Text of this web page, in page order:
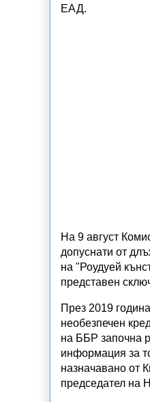
ЕАД.
На 9 август
допуснати от
на "Роудуей
представен
През 2019
необезпечен
на ББР започна
информация за
назначавано от
председател на